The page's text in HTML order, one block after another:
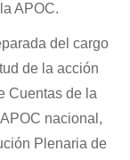
APOC.
del cargo
de la acción
Cuentas de la
nacional,
Plenaria de